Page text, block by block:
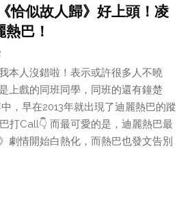
恰似故人歸》好上頭！凌
巴！
本人沒錯啦！表示或許很多人不曉
上戲的同班同學，同班的還有鐘楚
，早在2013年就出現了迪麗熱巴的蹤
打Call👇 而最可愛的是，迪麗熱巴最
劇情開始白熱化，而熱巴也發文告別